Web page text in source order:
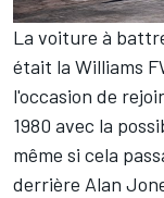
La voiture à
était la Williams
l'occasion de
1980 avec la
même si cela
derrière Alan